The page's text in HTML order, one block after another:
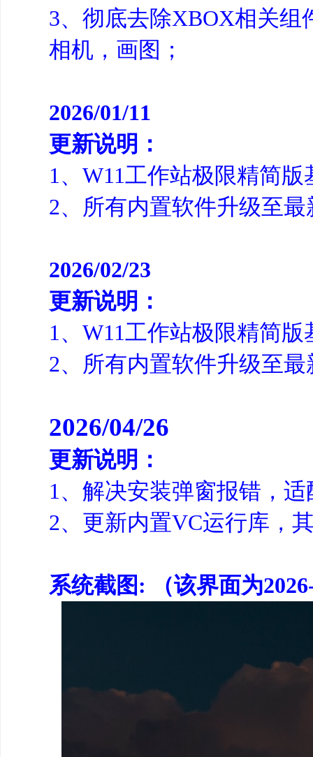
3、彻底去除XBOX相关组
相机，画图；
2026/01/11
更新说明：
1、W11工作站极限精简版
2、所有内置软件升级至
2026/02/23
更新说明：
1、W11工作站极限精简版
2、所有内置软件升级至
2026/04/26
更新说明：
1、解决安装弹窗报错，
2、更新内置VC运行库，
系统截图: （该界面为